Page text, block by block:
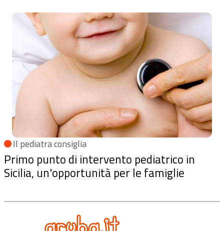
Il pediatra consiglia
Primo punto di intervento pediatrico in
Sicilia, un'opportunità per le famiglie